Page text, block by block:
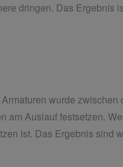
dringen. Das Ergebnis
wurde
Auslauf festsetzen.
ist. Das Ergebnis sind